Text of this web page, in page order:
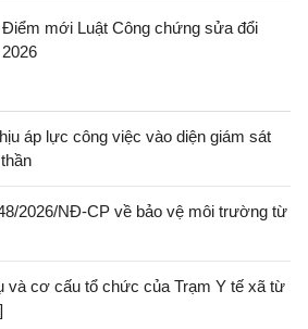
Điểm mới Luật Công chứng sửa đổi
2026
áp lực công việc vào diện giám sát
2026/NĐ-CP về bảo vệ môi trường từ
và cơ cấu tổ chức của Trạm Y tế xã từ